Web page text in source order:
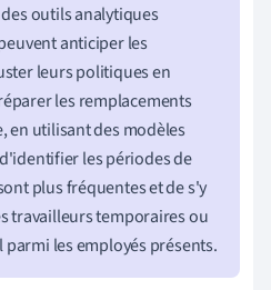
outils analytiques
anticiper les
leurs politiques en
les remplacements
en utilisant des modèles
les périodes de
plus fréquentes et de s'y
travailleurs temporaires ou
les employés présents.